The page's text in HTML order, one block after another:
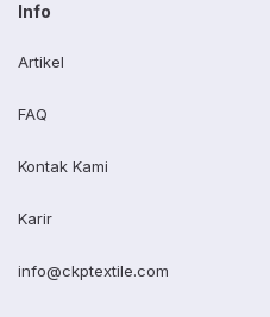
Info
Artikel
FAQ
Kontak Kami
Karir
info@ckptextile.com